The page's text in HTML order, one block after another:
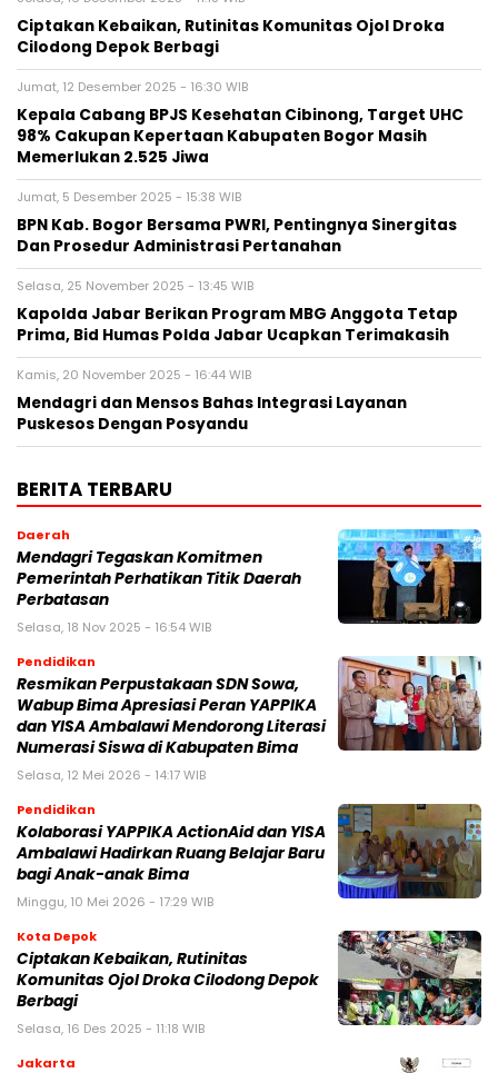
Ciptakan Kebaikan, Rutinitas Komunitas Ojol Droka
Cilodong Depok Berbagi
Jumat, 12 Desember 2025 - 16:30 WIB
Kepala Cabang BPJS Kesehatan Cibinong, Target UHC
98% Cakupan Kepertaan Kabupaten Bogor Masih
Memerlukan 2.525 Jiwa
Jumat, 5 Desember 2025 - 15:38 WIB
BPN Kab. Bogor Bersama PWRI, Pentingnya Sinergitas
Dan Prosedur Administrasi Pertanahan
Selasa, 25 November 2025 - 13:45 WIB
Kapolda Jabar Berikan Program MBG Anggota Tetap
Prima, Bid Humas Polda Jabar Ucapkan Terimakasih
Kamis, 20 November 2025 - 16:44 WIB
Mendagri dan Mensos Bahas Integrasi Layanan
Puskesos Dengan Posyandu
BERITA TERBARU
Daerah
Mendagri Tegaskan Komitmen
Pemerintah Perhatikan Titik Daerah
Perbatasan
Selasa, 18 Nov 2025 - 16:54 WIB
Pendidikan
Resmikan Perpustakaan SDN Sowa,
Wabup Bima Apresiasi Peran YAPPIKA
dan YISA Ambalawi Mendorong Literasi
Numerasi Siswa di Kabupaten Bima
Selasa, 12 Mei 2026 - 14:17 WIB
Pendidikan
Kolaborasi YAPPIKA ActionAid dan YISA
Ambalawi Hadirkan Ruang Belajar Baru
bagi Anak-anak Bima
Minggu, 10 Mei 2026 - 17:29 WIB
Kota Depok
Ciptakan Kebaikan, Rutinitas
Komunitas Ojol Droka Cilodong Depok
Berbagi
Selasa, 16 Des 2025 - 11:18 WIB
Jakarta